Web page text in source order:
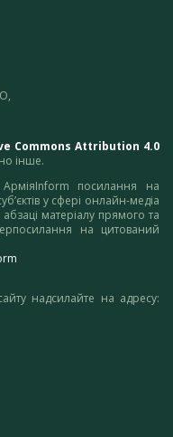
Commons Attribution 4.0
інше.
посилання на
у сфері онлайн-медіа
матеріалу прямого та
на цитований
надсилайте на адресу: